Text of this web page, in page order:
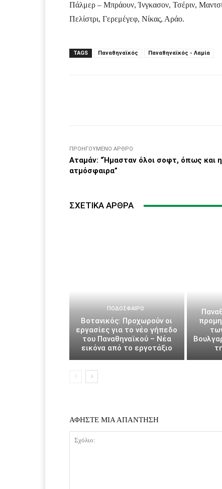
Πάλμερ – Μπράουν, Ίνγκασον, Τσέριν,
Πελίστρι, Γερεμέγεφ, Νίκας, Αράο.
TAGS Παναθηναϊκός Παναθηναϊκός - Λαμία
ΠΡΟΗΓΟΎΜΕΝΟ ΆΡΘΡΟ
Αταμάν: “Ήμασταν όλοι σοφτ, όπως και η
ατμόσφαιρα”
ΣΧΕΤΙΚΆ ΆΡΘΡΑ
ΠΟΔΌΣΦΑΙΡΟ
Βοτανικός: Προχωρούν οι
εργασίες για το νέο γήπεδο
του Παναθηναϊκού – Νέα
εικόνα από το εργοτάξιο
ΑΦΗΣΤΕ ΜΙΑ ΑΠΑΝΤΗΣΗ